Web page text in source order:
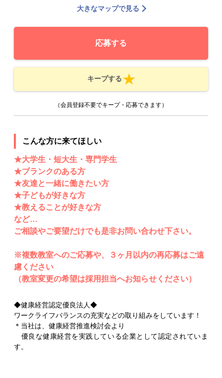
大きなマップで見る
応募する
キープする
（会員登録不要でキープ・応募できます）
こんな方に来てほしい
★大学生・短大生・専門学生
★ブランクのある方
★友達と一緒に働きたい方
★子どもが好きな方
★教えることが好きな方
など…
ご相談やご要望だけでも是非お問い合わせ下さい。
※複数教室へのご応募や、３ヶ月以内の再応募はご遠
慮ください
（教室変更の希望は採用担当へお知らせください）
◆健康経営認定優良法人◆
ワークライフバランスの充実などの取り組みをしています！
＊当社は、健康経営推進検討会より
優良な健康経営を実践している企業として認定されていま
す。